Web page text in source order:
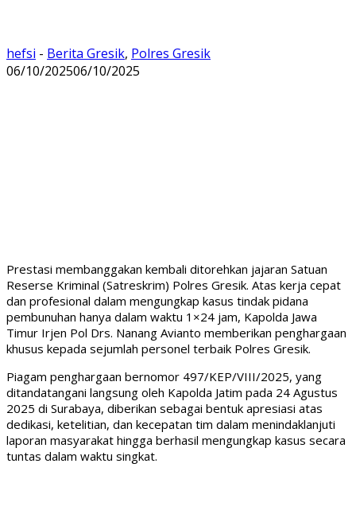
hefsi - Berita Gresik, Polres Gresik
06/10/202506/10/2025
Prestasi membanggakan kembali ditorehkan jajaran Satuan
Reserse Kriminal (Satreskrim) Polres Gresik. Atas kerja cepat
dan profesional dalam mengungkap kasus tindak pidana
pembunuhan hanya dalam waktu 1×24 jam, Kapolda Jawa
Timur Irjen Pol Drs. Nanang Avianto memberikan penghargaan
khusus kepada sejumlah personel terbaik Polres Gresik.
Piagam penghargaan bernomor 497/KEP/VIII/2025, yang
ditandatangani langsung oleh Kapolda Jatim pada 24 Agustus
2025 di Surabaya, diberikan sebagai bentuk apresiasi atas
dedikasi, ketelitian, dan kecepatan tim dalam menindaklanjuti
laporan masyarakat hingga berhasil mengungkap kasus secara
tuntas dalam waktu singkat.